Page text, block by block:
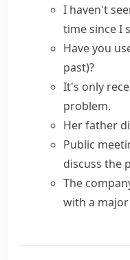
I haven't
time since I
Have you
past)?
It's only
problem.
Her father
Public
discuss the
The
with a